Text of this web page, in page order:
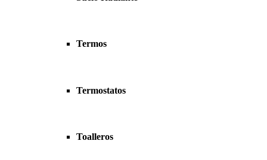
Termos
Termostatos
Toalleros